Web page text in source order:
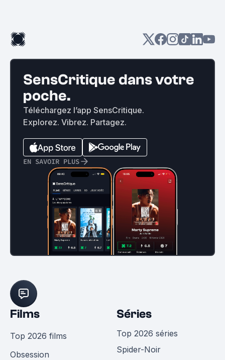
SensCritique dans votre
poche.
Téléchargez l’app SensCritique.
Explorez. Vibrez. Partagez.
EN SAVOIR PLUS
Films
Top 2026 films
Obsession
Séries
Top 2026 séries
Spider-Noir